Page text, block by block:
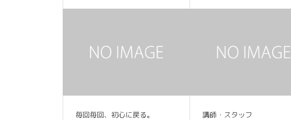
毎回毎回、初心に戻る。 講師・スタッフ